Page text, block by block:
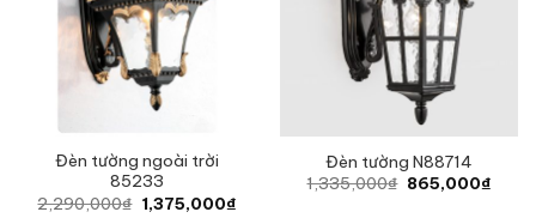
Đèn tường ngoài trời
85233
2,290,000₫ Original
1,375,000₫Current
Đèn tường N88714
1,335,000₫ Original
price
865,000₫